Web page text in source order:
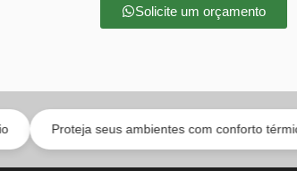
Solicite um orçamento
seus ambientes com conforto térmico